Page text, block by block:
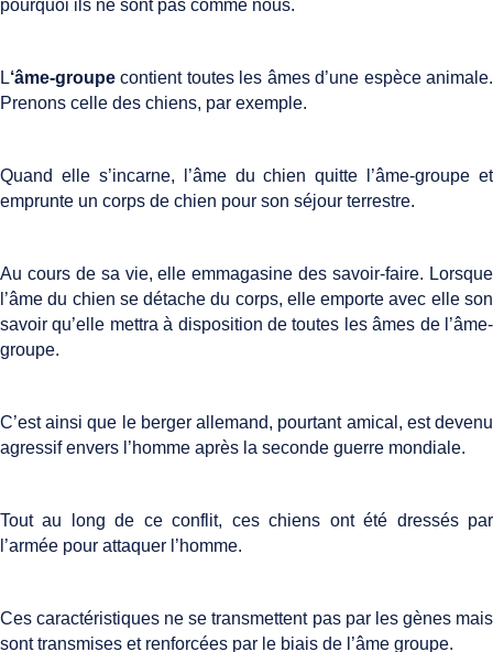
pourquoi ils ne sont pas comme nous.
L‘âme-groupe contient toutes les âmes d’une espèce animale.
Prenons celle des chiens, par exemple.
Quand elle s’incarne, l’âme du chien quitte l’âme-groupe et
emprunte un corps de chien pour son séjour terrestre.
Au cours de sa vie, elle emmagasine des savoir-faire. Lorsque
l’âme du chien se détache du corps, elle emporte avec elle son
savoir qu’elle mettra à disposition de toutes les âmes de l’âme-
groupe.
C’est ainsi que le berger allemand, pourtant amical, est devenu
agressif envers l’homme après la seconde guerre mondiale.
Tout au long de ce conflit, ces chiens ont été dressés par
l’armée pour attaquer l’homme.
Ces caractéristiques ne se transmettent pas par les gènes mais
sont transmises et renforcées par le biais de l’âme groupe.